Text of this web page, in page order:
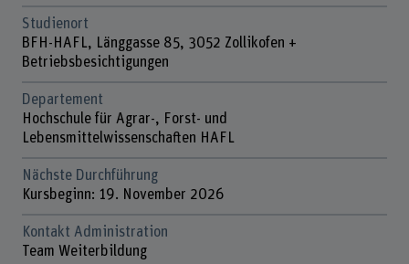
Studienort
BFH-HAFL, Länggasse 85, 3052 Zollikofen +
Betriebsbesichtigungen
Departement
Hochschule für Agrar-, Forst- und
Lebensmittelwissenschaften HAFL
Nächste Durchführung
Kursbeginn: 19. November 2026
Kontakt Administration
Team Weiterbildung